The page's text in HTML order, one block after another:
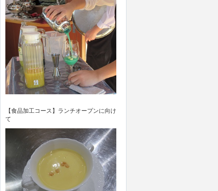
【食品加工コース】ランチオープンに向け
て